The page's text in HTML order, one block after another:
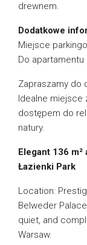
drewnem.
Dodatkowe
Miejsce
Do apartamentu
Zapraszamy do
Idealne miejsce
dostępem do
natury.
Elegant 136
Łazienki Park
Location:
Belweder
quiet, and
Warsaw.